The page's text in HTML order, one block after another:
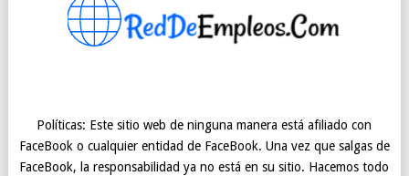
Políticas: Este sitio web de ninguna manera está afiliado con
FaceBook o cualquier entidad de FaceBook. Una vez que salgas de
FaceBook, la responsabilidad ya no está en su sitio. Hacemos todo